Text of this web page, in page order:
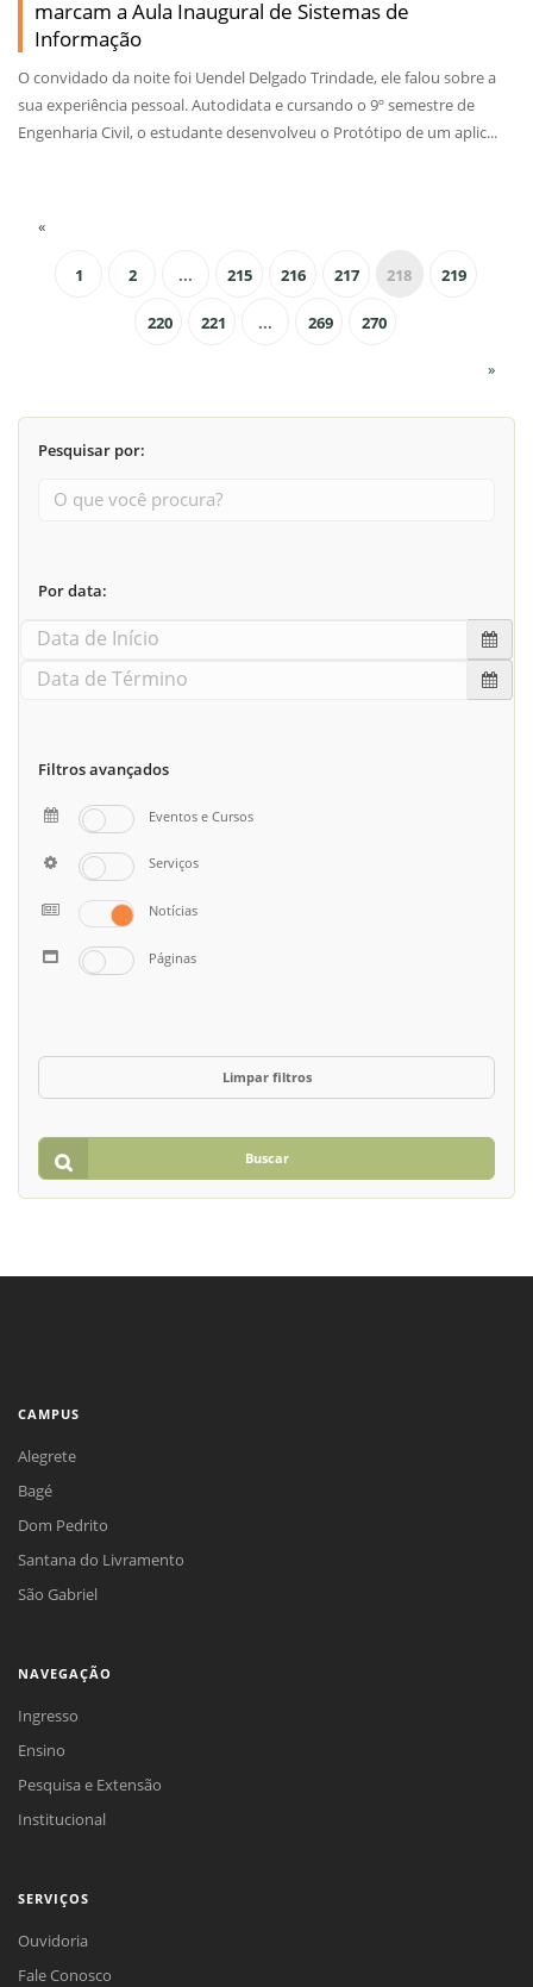
marcam a Aula Inaugural de Sistemas de
Informação
O convidado da noite foi Uendel Delgado Trindade, ele falou sobre a
sua experiência pessoal. Autodidata e cursando o 9º semestre de
Engenharia Civil, o estudante desenvolveu o Protótipo de um aplic...
«
1 2 ... 215 216 217 218 219
220 221 ... 269 270
»
Pesquisar por:
Por data:
Filtros avançados
Eventos e Cursos
Serviços
Notícias
Páginas
Limpar filtros
Buscar
CAMPUS
Alegrete
Bagé
Dom Pedrito
Santana do Livramento
São Gabriel
NAVEGAÇÃO
Ingresso
Ensino
Pesquisa e Extensão
Institucional
SERVIÇOS
Ouvidoria
Fale Conosco